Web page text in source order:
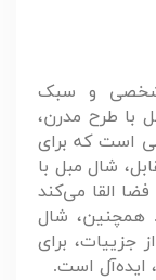
شخصی و سبک
با طرح مدرن،
است که برای
شال مبل با
القا می‌کند
همچنین، شال
جزییات، برای
ایده‌آل است.